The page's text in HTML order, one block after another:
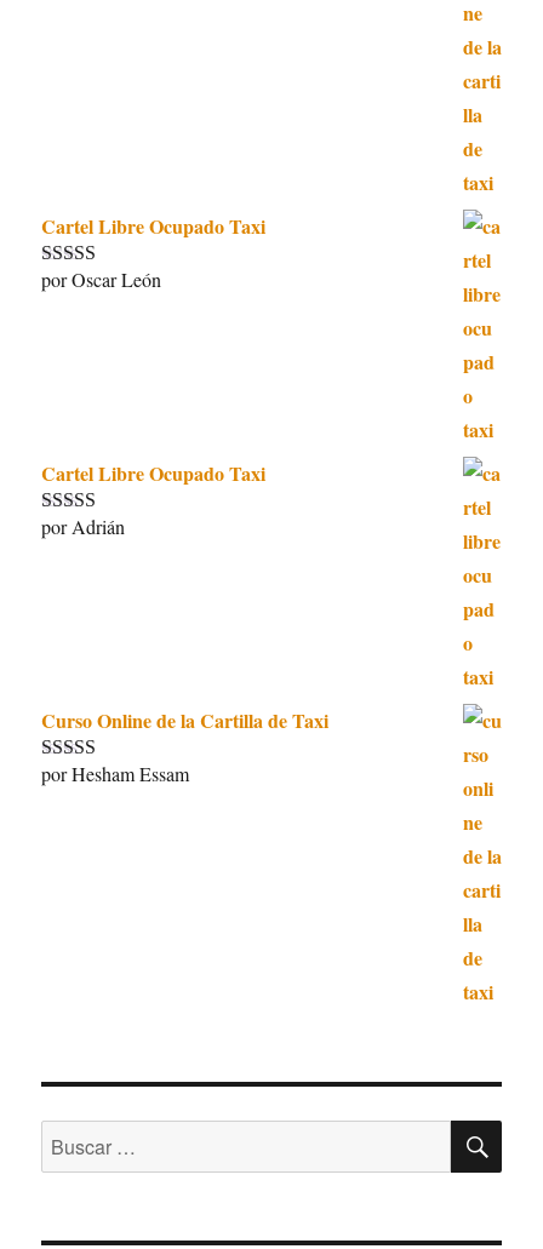
Cartel Libre Ocupado Taxi
Valorado con
por Oscar León
Cartel Libre Ocupado Taxi
Valorado con
por Adrián
Curso Online de la Cartilla de Taxi
Valorado con
por Hesham Essam
Buscar
por: